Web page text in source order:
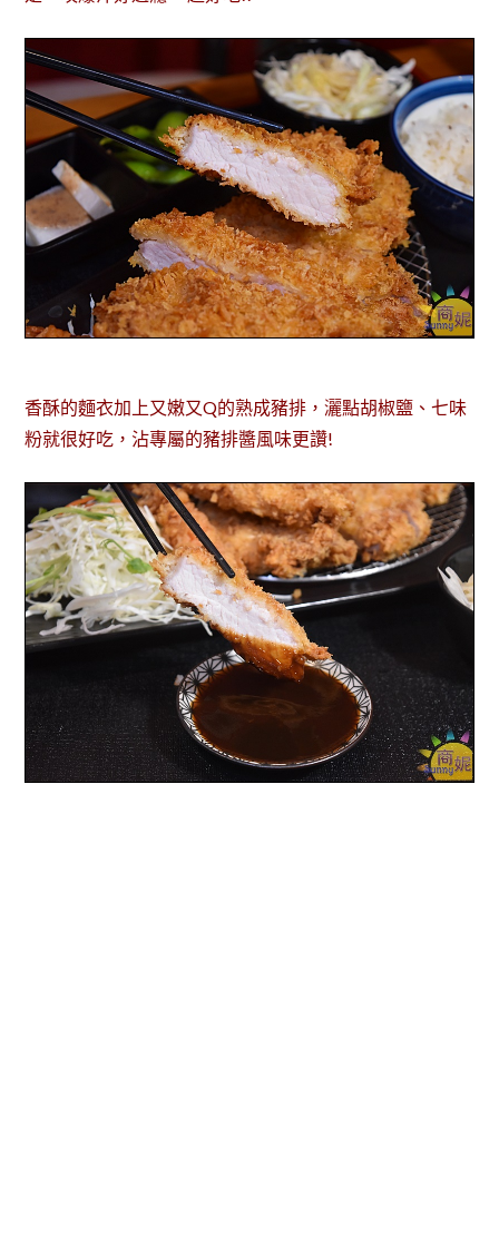
香酥的麵衣加上又嫩又Q的熟成豬排，灑點胡椒鹽、七味
粉就很好吃，沾專屬的豬排醬風味更讚!